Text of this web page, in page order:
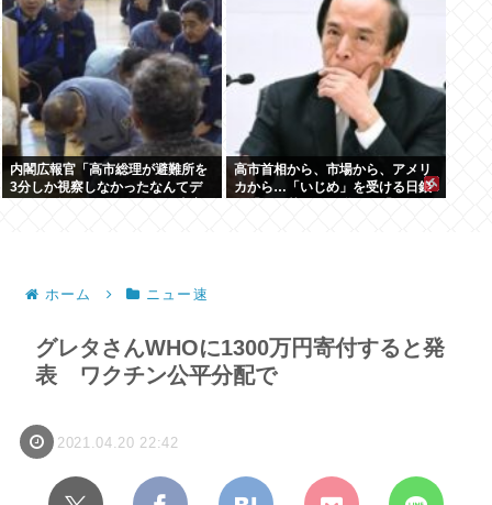
内閣広報官「高市総理が避難所を
3分しか視察しなかったなんてデ
高市首相から、市場から、アメリ
カから…「いじめ」を受ける日銀
ホーム ニュー速
グレタさんWHOに1300万円寄付すると発
表 ワクチン公平分配で
2021.04.20 22:42